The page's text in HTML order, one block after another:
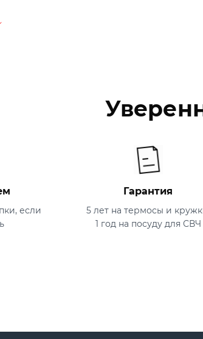
если
Гарантия
5 лет на термосы и
1 год на посуду для СВЧ